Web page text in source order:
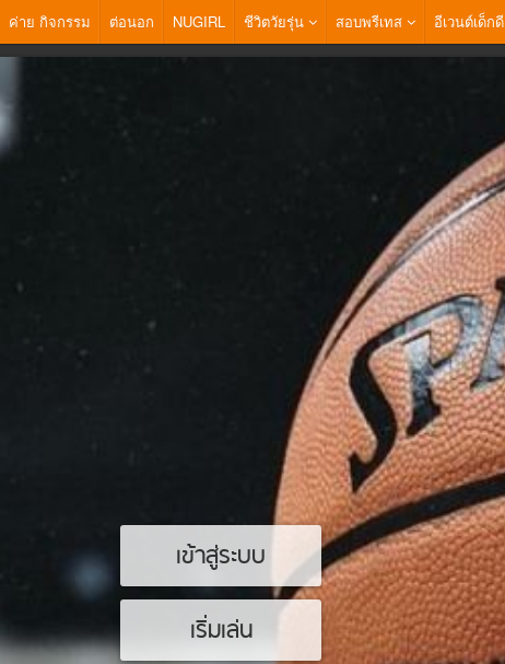
ค่าย กิจกรรม ต่อนอก NUGIRL ชีวิตวัยรุ่น สอบพรีเทส อีเวนต์เด็กดี
เข้าสู่ระบบ
เริ่มเล่น